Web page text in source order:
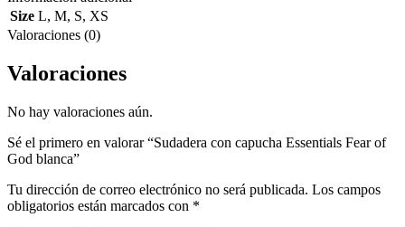
Size L, M, S, XS
Valoraciones (0)
Valoraciones
No hay valoraciones aún.
Sé el primero en valorar “Sudadera con capucha Essentials Fear of
God blanca”
Tu dirección de correo electrónico no será publicada. Los campos
obligatorios están marcados con *